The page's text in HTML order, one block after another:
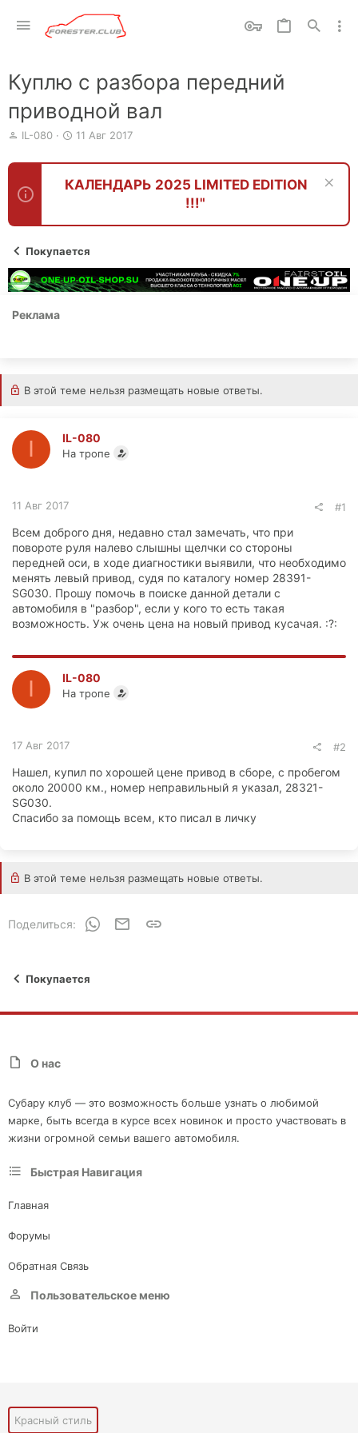
Куплю с разбора передний
приводной вал
А
т
р
т
ы
IL-080
Д
т
а
н
л
11 Авг 2017
КАЛЕНДАРЬ 2025 LIMITED EDITION
!!!"
Покупается
Реклама
В этой теме нельзя размещать новые ответы.
I IL-080
На тропе
11 Авг 2017 #1
Всем доброго дня, недавно стал замечать, что при
повороте руля налево слышны щелчки со стороны
передней оси, в ходе диагностики выявили, что необходимо
менять левый привод, судя по каталогу номер 28391-
SG030. Прошу помочь в поиске данной детали с
автомобиля в "разбор", если у кого то есть такая
возможность. Уж очень цена на новый привод кусачая. :?:
I IL-080
На тропе
17 Авг 2017 #2
Нашел, купил по хорошей цене привод в сборе, с пробегом
около 20000 км., номер неправильный я указал, 28321-
SG030.
Спасибо за помощь всем, кто писал в личку
В этой теме нельзя размещать новые ответы.
Поделиться: WhatsAppЭлектронная почта
Покупается
О нас
Субару клуб — это возможность больше узнать о любимой
марке, быть всегда в курсе всех новинок и просто участвовать в
жизни огромной семьи вашего автомобиля.
Быстрая Навигация
Главная
Форумы
Обратная Связь
Пользовательское меню
Войти
Красный стиль